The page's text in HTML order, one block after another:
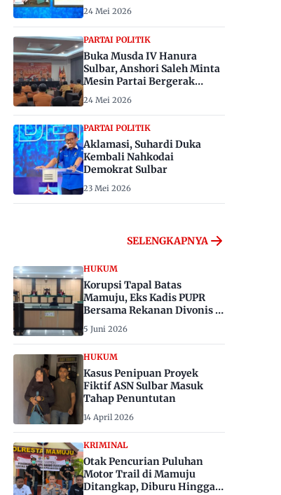
24 Mei 2026
PARTAI POLITIK
Buka Musda IV Hanura
Sulbar, Anshori Saleh Minta
Mesin Partai Bergerak
24 Mei 2026
PARTAI POLITIK
Aklamasi, Suhardi Duka
Kembali Nahkodai
Demokrat Sulbar
23 Mei 2026
SELENGKAPNYA
HUKUM
Korupsi Tapal Batas
Mamuju, Eks Kadis PUPR
Bersama Rekanan Divonis 6
dan 8 Tahun Penjara
5 Juni 2026
HUKUM
Kasus Penipuan Proyek
Fiktif ASN Sulbar Masuk
Tahap Penuntutan
14 April 2026
KRIMINAL
Otak Pencurian Puluhan
Motor Trail di Mamuju
Ditangkap, Diburu Hingga